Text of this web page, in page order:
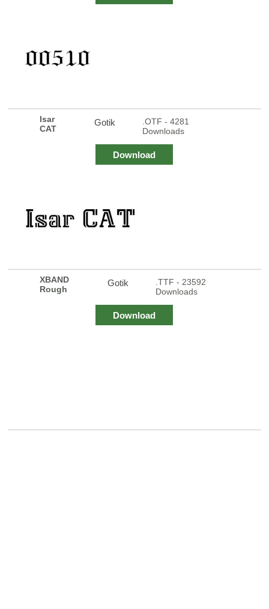
Isar
CAT
Gotik
.OTF - 4281
Downloads
Download
XBAND
Rough
Gotik
.TTF - 23592
Downloads
Download